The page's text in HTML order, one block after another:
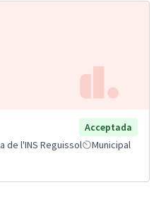
Acceptada
de l'INS Reguissol
Municipal